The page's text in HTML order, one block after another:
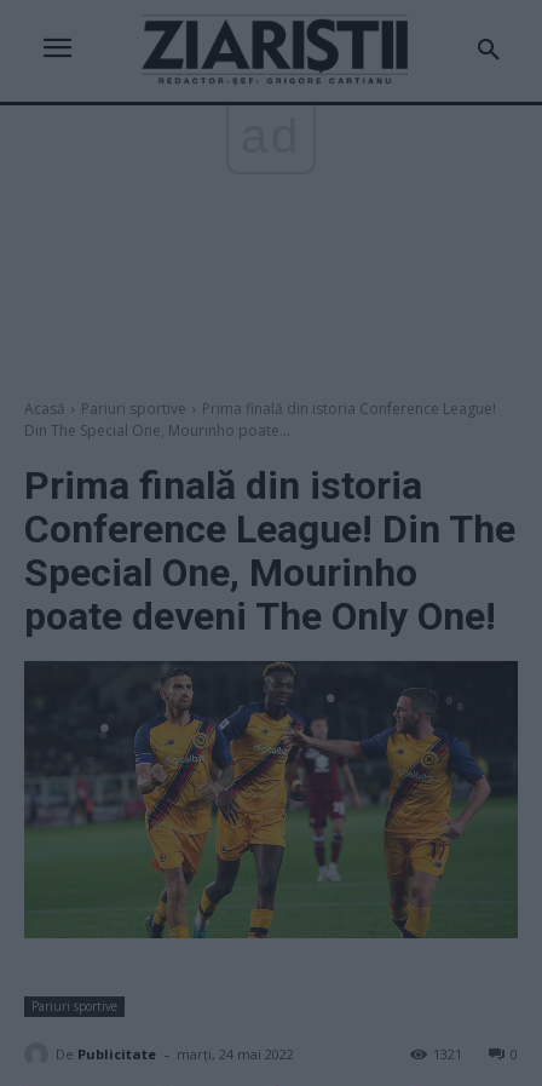
Acasă Pariuri sportive
Prima finală din istoria Conference League!
Din The Special One, Mourinho poate...
Prima finală din istoria
Conference League! Din The
Special One, Mourinho
poate deveni The Only One!
Pariuri sportive
De Publicitate - marți, 24 mai 2022 0
1321